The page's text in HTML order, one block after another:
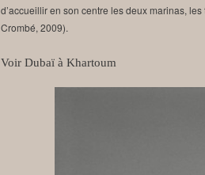
d’accueillir en son centre les deux marinas,
Crombé, 2009).
Voir Dubaï à Khartoum